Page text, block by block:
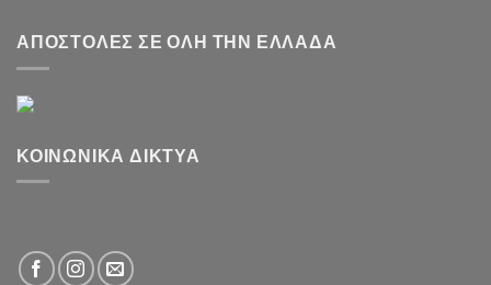
ΑΠΟΣΤΟΛΈΣ ΣΕ ΌΛΗ ΤΗΝ ΕΛΛΆΔΑ
ΚΟΙΝΩΝΙΚΆ ΔΊΚΤΥΑ